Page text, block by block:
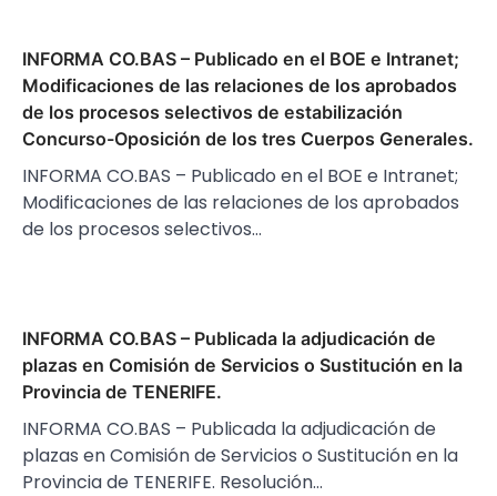
INFORMA CO.BAS – Publicado en el BOE e Intranet;
Modificaciones de las relaciones de los aprobados
de los procesos selectivos de estabilización
Concurso-Oposición de los tres Cuerpos Generales.
INFORMA CO.BAS – Publicado en el BOE e Intranet;
Modificaciones de las relaciones de los aprobados
de los procesos selectivos…
INFORMA CO.BAS – Publicada la adjudicación de
plazas en Comisión de Servicios o Sustitución en la
Provincia de TENERIFE.
INFORMA CO.BAS – Publicada la adjudicación de
plazas en Comisión de Servicios o Sustitución en la
Provincia de TENERIFE. Resolución…